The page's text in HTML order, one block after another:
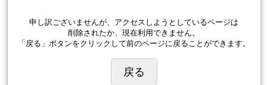
申し訳ございませんが、アクセスしようとしているページは
削除されたか、現在利用できません。
「戻る」ボタンをクリックして前のページに戻ることができます。
戻る